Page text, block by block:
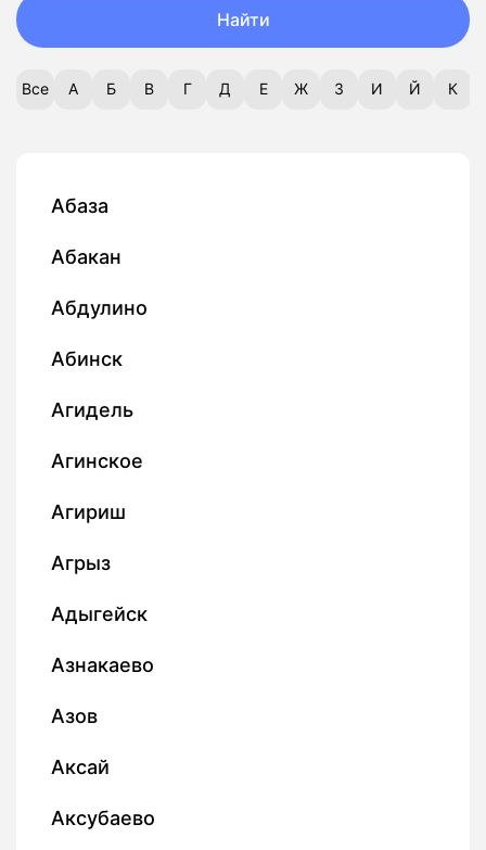
Найти
Все А Б В Г Д Е Ж З И Й К
Абаза
Абакан
Абдулино
Абинск
Агидель
Агинское
Агириш
Агрыз
Адыгейск
Азнакаево
Азов
Аксай
Аксубаево